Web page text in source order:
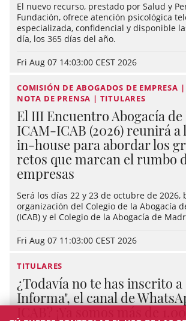
El nuevo recurso, prestado por Salud y
Fundación, ofrece atención psicológica
especializada, confidencial y disponible
día, los 365 días del año.
Fri Aug 07 14:03:00 CEST 2026
COMISIÓN DE ABOGADOS DE EMPRESA
NOTA DE PRENSA | TITULARES
El III Encuentro Abogacía
ICAM-ICAB (2026) reunirá a
in-house para abordar los
retos que marcan el rumbo
empresas
Será los días 22 y 23 de octubre de 2026,
organización del Colegio de la Abogacía
(ICAB) y el Colegio de la Abogacía de
Fri Aug 07 11:03:00 CEST 2026
TITULARES
¿Todavía no te has inscrito a
Informa", el canal de